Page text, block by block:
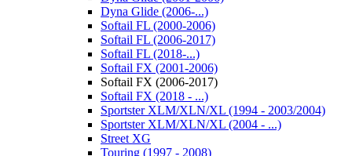
Dyna Glide (2006-...)
Softail FL (2000-2006)
Softail FL (2006-2017)
Softail FL (2018-...)
Softail FX (2001-2006)
Softail FX (2006-2017)
Softail FX (2018 - ...)
Sportster XLM/XLN/XL (1994 - 2003/2004)
Sportster XLM/XLN/XL (2004 - ...)
Street XG
Touring (1997 - 2008)